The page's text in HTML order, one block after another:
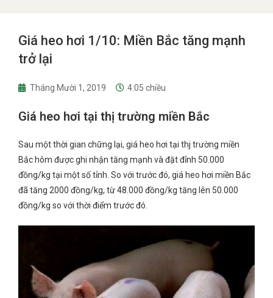
Giá heo hơi 1/10: Miền Bắc tăng mạnh
trở lại
Tháng Mười 1, 2019 4:05 chiều
Giá heo hơi tại thị trường miền Bắc
Sau một thời gian chững lại, giá heo hơi tại thj trường miền
Bắc hôm được ghi nhận tăng mạnh và đặt đỉnh 50.000
đồng/kg tại một số tỉnh. So với trước đó, giá heo hơi miền Bắc
đã tăng 2000 đồng/kg, từ 48.000 đồng/kg tăng lên 50.000
đồng/kg so với thời điểm trước đó.